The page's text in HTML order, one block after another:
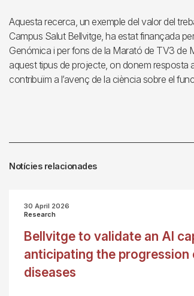
Aquesta recerca, un exemple del valor del
Campus Salut Bellvitge, ha estat finançada
Genómica i per fons de la Marató de TV3 de
aquest tipus de projecte, on donem resposta
contribuïm a l’avenç de la ciència sobre el
Notícies relacionades
30 April 2026
Research
Bellvitge to validate an AI
anticipating the progression
diseases